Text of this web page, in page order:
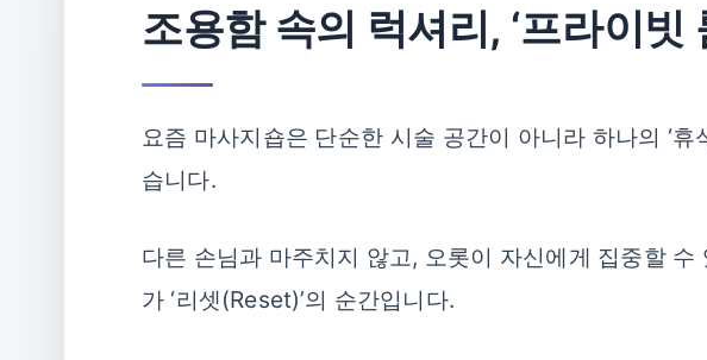
조용함 속의 럭셔리, ‘프라이빗
요즘 마사지숍은 단순한 시술 공간이 아니라 하나의 ‘
습니다.
다른 손님과 마주치지 않고, 오롯이 자신에게 집중할
가 ‘리셋(Reset)’의 순간입니다.